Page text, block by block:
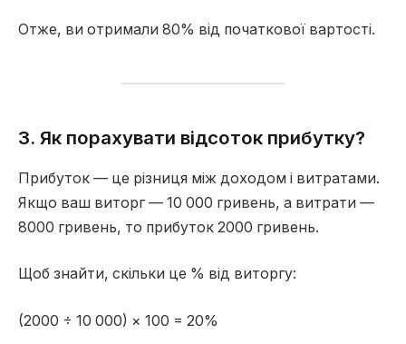
Отже, ви отримали 80% від початкової вартості.
3. Як порахувати відсоток прибутку?
Прибуток — це різниця між доходом і витратами.
Якщо ваш виторг — 10 000 гривень, а витрати —
8000 гривень, то прибуток 2000 гривень.
Щоб знайти, скільки це % від виторгу:
(2000 ÷ 10 000) × 100 = 20%